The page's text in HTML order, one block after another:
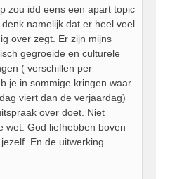
zou idd eens een apart topic
namelijk dat er heel veel
over zegt. Er zijn mijns
gegroeide en culturele
( verschillen per
je in sommige kringen waar
viert dan de verjaardag)
over doet. Niet
wet: God liefhebben boven
En de uitwerking